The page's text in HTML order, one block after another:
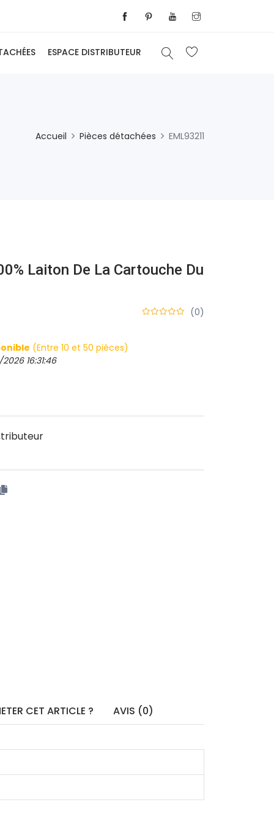
ESPACE DISTRIBUTEUR
Accueil Pièces détachées EML93211
Laiton De La Cartouche Du
(0)
(Entre 10 et 50 pièces)
16:31:46
CET ARTICLE ? AVIS (0)